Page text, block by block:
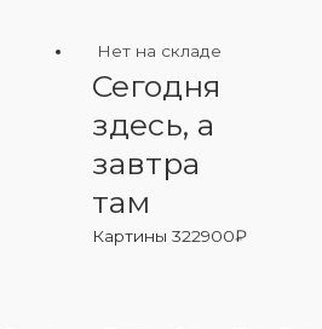
Нет на складе
Сегодня
здесь, а
завтра
там
Картины322900₽